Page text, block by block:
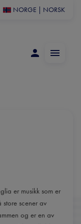
NORGE NORSK
er musikk som er
store scener av
og er en av